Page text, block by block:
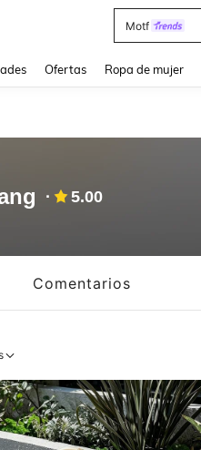
Motf
Ofertas Ropa de mujer
5.00
Comentarios